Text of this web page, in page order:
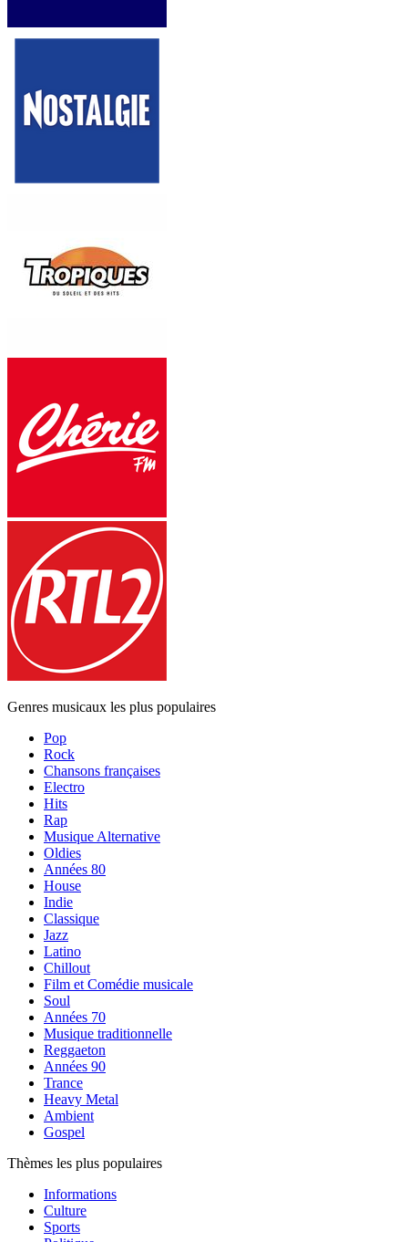
Genres musicaux les plus populaires
Pop
Rock
Chansons françaises
Electro
Hits
Rap
Musique Alternative
Oldies
Années 80
House
Indie
Classique
Jazz
Latino
Chillout
Film et Comédie musicale
Soul
Années 70
Musique traditionnelle
Reggaeton
Années 90
Trance
Heavy Metal
Ambient
Gospel
Thèmes les plus populaires
Informations
Culture
Sports